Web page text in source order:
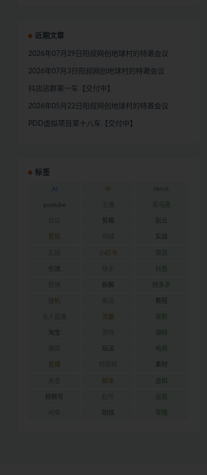
近期文章
2026年07月29日阳叔网创地球村的特邀会议
2026年07月3日阳叔网创地球村的特邀会议
抖店店群第一车【交付中】
2026年05月22日阳叔网创地球村的特邀会议
PDD虚拟项目第十八车【交付中】
标签
AI IP tiktok
youtube 亚马逊
剪辑 副业
变现 实战
小红书 带货
引流 抖音
拆解 拼多多
挂机 教程
流量 涨粉
淘宝 源码
玩法 电商
直播 素材
脚本 虚拟
视频号 运营
阳叔 零撸